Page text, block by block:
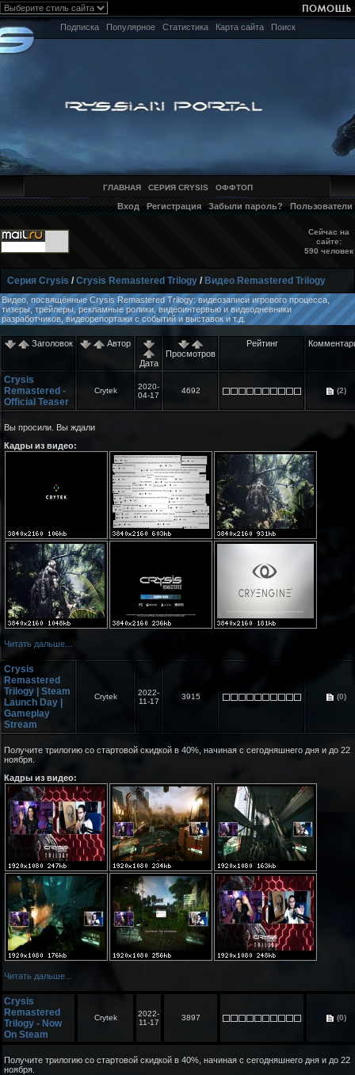
Подписка Популярное Статистика Карта сайта Поиск
ГЛАВНАЯ СЕРИЯ CRYSIS ОФФТОП
Вход Регистрация Забыли пароль? Пользователи
Сейчас на
сайте:
590 человек
Серия Crysis /Crysis Remastered Trilogy / Видео Remastered Trilogy
Видео, посвящённые Crysis Remastered Trilogy: видеозаписи игрового процесса,
тизеры, трейлеры, рекламные ролики, видеоинтервью и видеодневники
разработчиков, видеорепортажи с событий и выставок и т.д.
Заголовок Автор
Дата
Просмотров
Рейтинг
Crysis
Remastered -
Official Teaser
Crytek
2020-
04-17
4692 (2)
Вы просили. Вы ждали
Кадры из видео:
Читать дальше...
Crysis
Remastered
Trilogy | Steam
Launch Day |
Gameplay
Stream
Crytek
2022-
11-17
3915 (0)
Получите трилогию со стартовой скидкой в 40%, начиная с сегодняшнего дня и до 22
ноября.
Кадры из видео:
Читать дальше...
Crysis
Remastered
Trilogy - Now
On Steam
Crytek
2022-
11-17
3897 (0)
Получите трилогию со стартовой скидкой в 40%, начиная с сегодняшнего дня и до 22
ноября.